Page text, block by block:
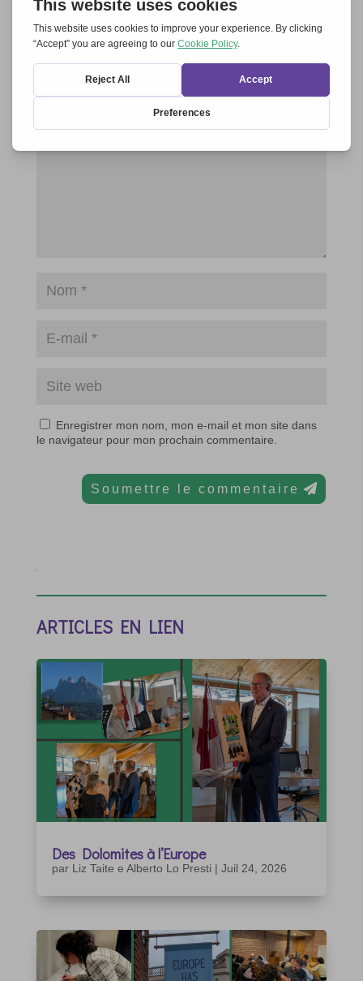
Soumettre un commentaire
Votre adresse e-mail ne sera pas publiée.
Les champs
Enregistrer mon nom, mon e-mail et mon site dans
le navigateur pour mon prochain commentaire.
Soumettre le commentaire
ARTICLES EN LIEN
Des Dolomites à l’Europe
par Liz Taite e Alberto Lo Presti | Juil 24, 2026